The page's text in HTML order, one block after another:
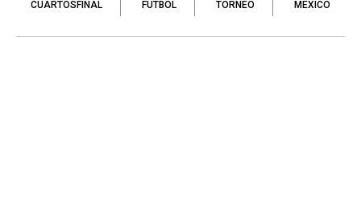
CUARTOSFINAL FÚTBOL TORNEO MÉXICO